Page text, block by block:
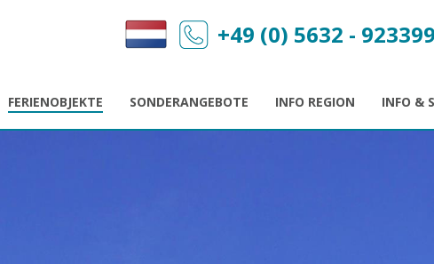
FERIENOBJEKTE SONDERANGEBOTE INFO REGION INFO &
+49 (0) 5632 -